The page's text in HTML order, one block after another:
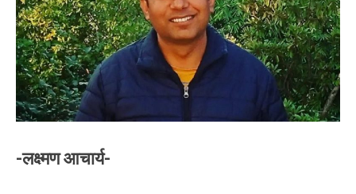
-लक्ष्मण आचार्य-